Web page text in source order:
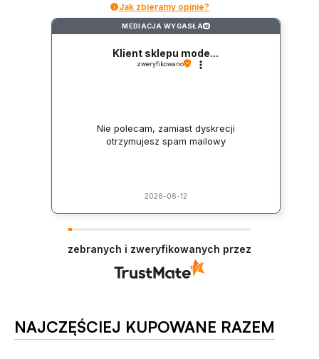
Jak zbieramy opinie?
MEDIACJA WYGASŁA ?
Klient sklepu mode...
zweryfikowano
Nie polecam, zamiast dyskrecji
otrzymujesz spam mailowy
2026-06-12
zebranych i zweryfikowanych przez
NAJCZĘŚCIEJ KUPOWANE RAZEM